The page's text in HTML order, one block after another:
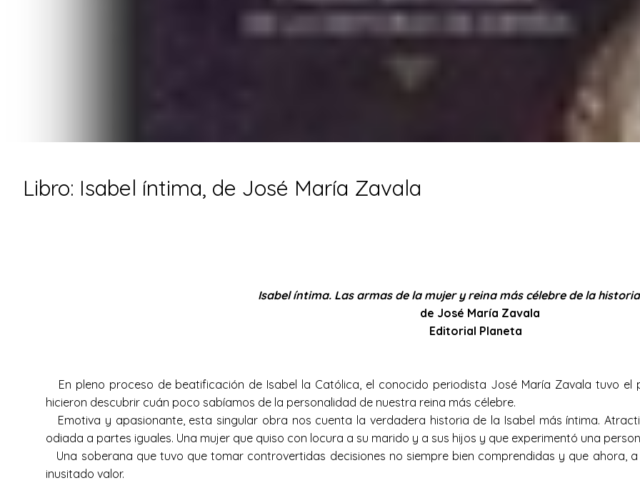
Libro: Isabel íntima, de José María Zavala
Isabel íntima. Las armas de la mujer y reina más célebre de la
de José María Zavala
Editorial Planeta
En pleno proceso de beatificación de Isabel la Católica, el conocido periodista José María Zavala tuvo el
hicieron descubrir cuán poco sabíamos de la personalidad de nuestra reina más célebre.
Emotiva y apasionante, esta singular obra nos cuenta la verdadera historia de la Isabel más íntima.
odiada a partes iguales. Una mujer que quiso con locura a su marido y a sus hijos y que experimentó una
Una soberana que tuvo que tomar controvertidas decisiones no siempre bien comprendidas y que ahora,
inusitado valor.